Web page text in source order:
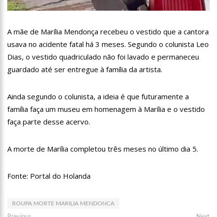
13:07 Greve de ônibus é suspensa a pedido do prefeito de
12:55
PIB do Japão registra crescimento pela primeira vez em 3
trimestres
12:49
Anitta diz que ficou dez meses sem sexo e revela como se
sentiu
12:37 Agenor Tupinambá fala sobre namoro com Lucas: “Não
12:23
Influenciadora e ex são encontrados mortos em carro no
interior de SP
14:56 Vídeo: Reação de Ana Clara após não pegar buquê em
casamento viraliza: “Filho da put*! Nojento!”
deve ser respeitada
11:52 Petrobras anuncia nova política de preços de combustíveis
11:36 Acusado de divulgar fotos de corpo de Marília Mendonça e
A mãe de Marília Mendonça recebeu o vestido que a cantora
usava no acidente fatal há 3 meses. Segundo o colunista Leo
Dias, o vestido quadriculado não foi lavado e permaneceu
guardado até ser entregue à família da artista.
Ainda segundo o colunista, a ideia é que futuramente a
família faça um museu em homenagem à Marília e o vestido
faça parte desse acervo.
A morte de Marília completou três meses no último dia 5.
Fonte: Portal do Holanda
ROUPA MORTE MARILIA MENDONCA